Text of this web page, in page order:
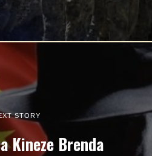
STORY
Kineze Brenda